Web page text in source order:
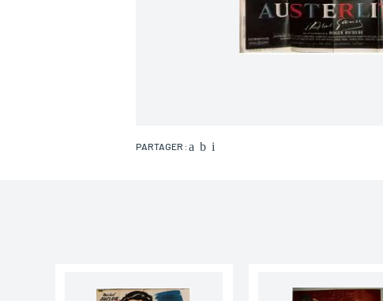
PARTAGER :